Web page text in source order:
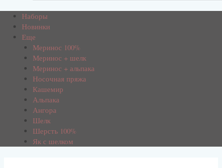
Наборы
Новинки
Еще
Меринос 100%
Меринос + шелк
Меринос + альпака
Носочная пряжа
Кашемир
Альпака
Ангора
Шелк
Шерсть 100%
Як с шелком